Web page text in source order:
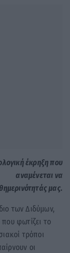
έκρηξη που
αναμένεται να
μας.
των Διδύμων,
φωτίζει το
τρόποι
οι